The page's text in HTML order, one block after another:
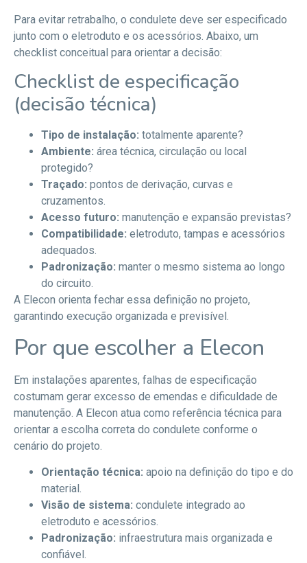
Para evitar retrabalho, o condulete deve ser especificado
junto com o eletroduto e os acessórios. Abaixo, um
checklist conceitual para orientar a decisão:
Checklist de especificação
(decisão técnica)
Tipo de instalação: totalmente aparente?
Ambiente: área técnica, circulação ou local
protegido?
Traçado: pontos de derivação, curvas e
cruzamentos.
Acesso futuro: manutenção e expansão previstas?
Compatibilidade: eletroduto, tampas e acessórios
adequados.
Padronização: manter o mesmo sistema ao longo
do circuito.
A Elecon orienta fechar essa definição no projeto,
garantindo execução organizada e previsível.
Por que escolher a Elecon
Em instalações aparentes, falhas de especificação
costumam gerar excesso de emendas e dificuldade de
manutenção. A Elecon atua como referência técnica para
orientar a escolha correta do condulete conforme o
cenário do projeto.
Orientação técnica: apoio na definição do tipo e do
material.
Visão de sistema: condulete integrado ao
eletroduto e acessórios.
Padronização: infraestrutura mais organizada e
confiável.